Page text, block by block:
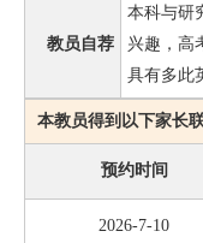
教员自荐
本科与研
兴趣，高
具有多此
本教员得到以下家长
预约时间
2026-7-10